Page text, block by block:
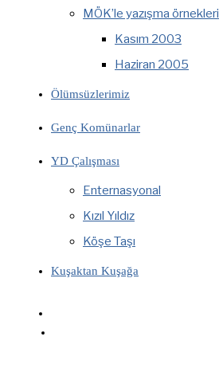
MÖK’le yazışma örnekleri
Kasım 2003
Haziran 2005
Ölümsüzlerimiz
Genç Komünarlar
YD Çalışması
Enternasyonal
Kızıl Yıldız
Köşe Taşı
Kuşaktan Kuşağa